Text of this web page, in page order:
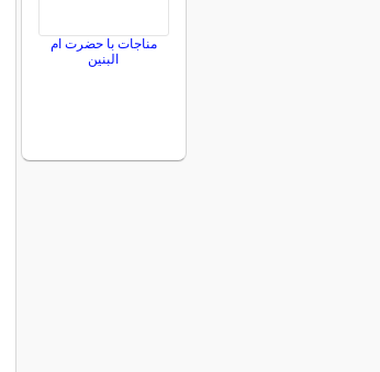
مناجات با حضرت ام
البنین